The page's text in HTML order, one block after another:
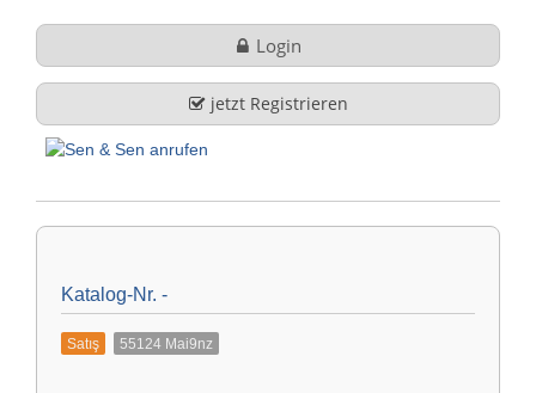
Online açık artırma
Şirket profili
Görev ve Hizmet
Login
jetzt Registrieren
Katalog-Nr. -
Satış 55124 Mai9nz